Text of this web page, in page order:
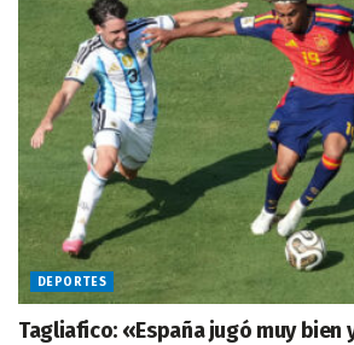
DEPORTES
Tagliafico: «España jugó muy bien